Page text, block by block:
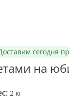
сегодня
на
2 кг